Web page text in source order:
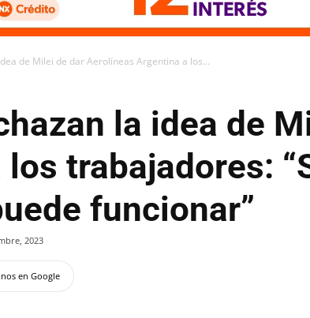
de Milei de dar Aerolíneas Argentina a los...
la idea de
trabajadores:
funcionar”
2023
en Google